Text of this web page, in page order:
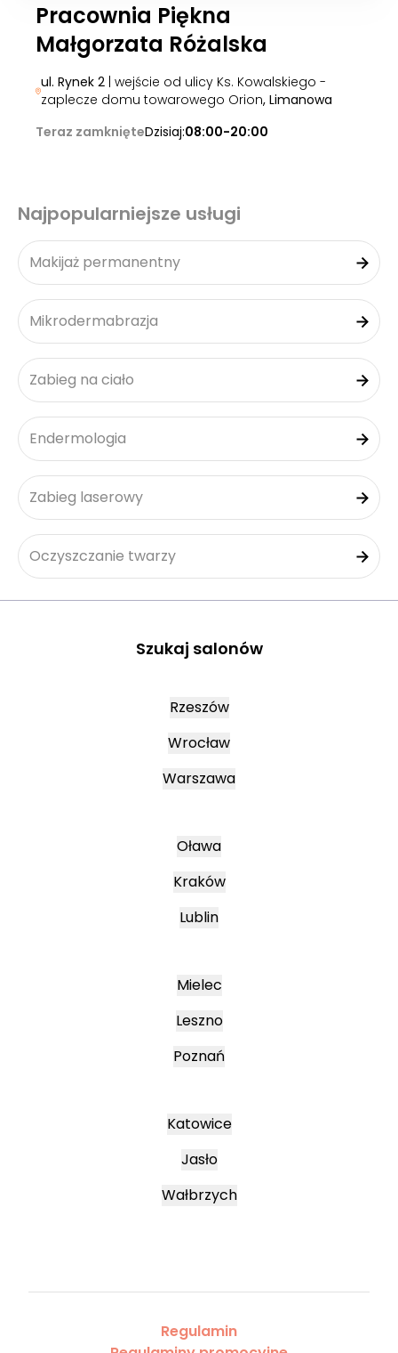
Pracownia Piękna
Małgorzata Różalska
ul. Rynek 2| wejście od ulicy Ks. Kowalskiego -
zaplecze domu towarowego Orion, Limanowa
Teraz zamknięteDzisiaj:08:00-20:00
Najpopularniejsze usługi
Makijaż permanentny
Mikrodermabrazja
Zabieg na ciało
Endermologia
Zabieg laserowy
Oczyszczanie twarzy
Szukaj salonów
Rzeszów
Wrocław
Warszawa
Oława
Kraków
Lublin
Mielec
Leszno
Poznań
Katowice
Jasło
Wałbrzych
Regulamin